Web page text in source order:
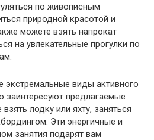
по живописным
природной красотой и
можете взять напрокат
на увлекательные прогулки по
экстремальные виды активного
заинтересуют предлагаемые
лодку или яхту, заняться
Эти энергичные и
занятия подарят вам